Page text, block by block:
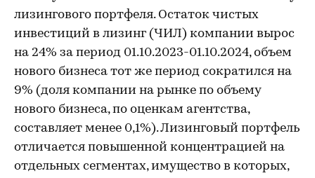
лизингового портфеля. Остаток чистых
инвестиций в лизинг (ЧИЛ) компании вырос
на 24% за период 01.10.2023-01.10.2024, объем
нового бизнеса тот же период сократился на
9% (доля компании на рынке по объему
нового бизнеса, по оценкам агентства,
составляет менее 0,1%). Лизинговый портфель
отличается повышенной концентрацией на
отдельных сегментах, имущество в которых,